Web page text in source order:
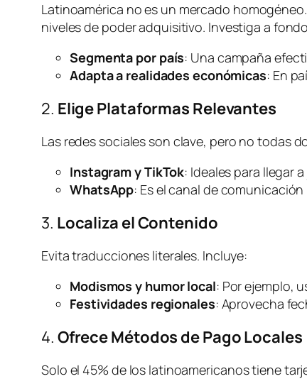
Latinoamérica no es un mercado
niveles de poder adquisitivo. Investiga a
Segmenta por país: Una campaña
Adapta a realidades económicas: En
2. Elige Plataformas Relevantes
Las redes sociales son clave, pero no todas
Instagram y TikTok: Ideales para llegar
WhatsApp: Es el canal de
3. Localiza el Contenido
Evita traducciones literales. Incluye:
Modismos y humor local: Por ejemplo,
Festividades regionales: Aprovecha
4. Ofrece Métodos de Pago Locales
Solo el 45% de los latinoamericanos tiene